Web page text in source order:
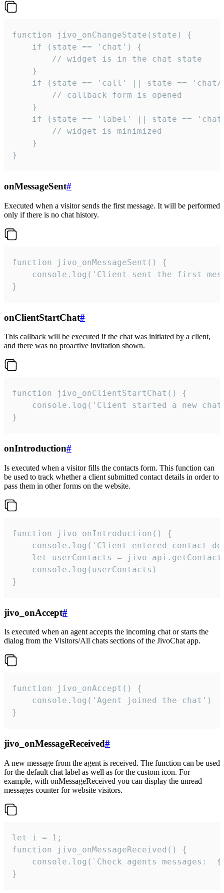
function jivo_onChangeState(state) {
    if (state == 'chat') {
        // widget is in the chat state
    }
if (state == 'call' || state ==
        // callback form is opened
    }
if (state == 'label' || state ==
        // widget is minimized
    }
}
onMessageSent#
Executed when a visitor sends the first message. It will be performed
only if there is no chat history.
function jivo_onMessageSent() {
console.log('Client sent the first
}
onClientStartChat#
This callback will be executed if the chat was initiated by a client,
and there was no proactive invitation shown.
function jivo_onClientStartChat() {
console.log('Client started a new
}
onIntroduction#
Is executed when a visitor fills the contacts form. This function can
be used to track whether a client submitted contact details in order to
pass them in other forms on the website.
function jivo_onIntroduction() {
console.log('Client entered contact
let userContacts =
    console.log(userContacts)
}
jivo_onAccept#
Is executed when an agent accepts the incoming chat or starts the
dialog from the Visitors/All chats sections of the JivoChat app.
function jivo_onAccept() {
}
jivo_onMessageReceived#
A new message from the agent is received. The function can be used
for the default chat label as well as for the custom icon. For
example, with onMessageReceived you can display the unread
messages counter for website visitors.
let i = 1;
function jivo_onMessageReceived() {
}